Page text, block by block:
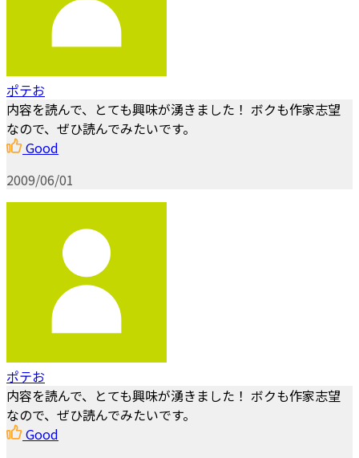
ポテお
内容を読んで、とても興味が湧きました！ ボクも作家志望
なので、ぜひ読んでみたいです。
Good
2009/06/01
ポテお
内容を読んで、とても興味が湧きました！ ボクも作家志望
なので、ぜひ読んでみたいです。
Good